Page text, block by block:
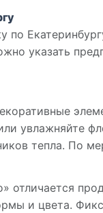
по
указать
увлажняйте
тепла. По
отличается
и цвета.